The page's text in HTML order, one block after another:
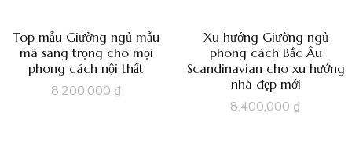
Top mẫu Giường ngủ mẫu
mã sang trọng cho mọi
phong cách nội thất
8,200,000 ₫
Xu hướng Giường ngủ
phong cách Bắc Âu
Scandinavian cho xu hướng
nhà đẹp mới
8,400,000 ₫